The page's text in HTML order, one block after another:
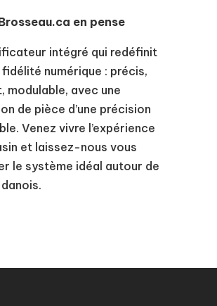
en pense
intégré qui redéfinit
numérique : précis,
modulable, avec une
de pièce d’une précision
Venez vivre l’expérience
et laissez-nous vous
le système idéal autour de